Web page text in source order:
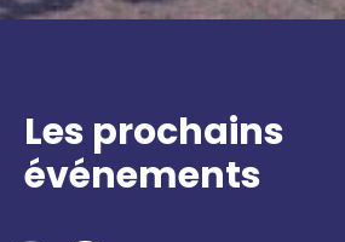
Les prochains
événements